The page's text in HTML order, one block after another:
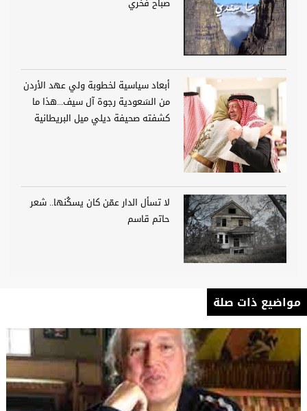
صباح فخري
أبعاد سياسية لخطوبة ولي عهد الأردن
من السَعودية رجوة آل سيف...هذا ما
كشفته صحيفة ديلي ميل البريطانية
لا تسأل الدار عمّن كان يسكُنها.. شعر
حاتم قاسم
مواضيع ذات صلة